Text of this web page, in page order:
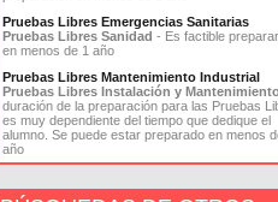
Pruebas Libres Emergencias Sanitarias
Pruebas Libres Sanidad - Es factible
en menos de 1 año
Pruebas Libres Mantenimiento Industrial
Pruebas Libres Instalación y
duración de la preparación para las Pruebas
es muy dependiente del tiempo que dedique el
alumno. Se puede estar preparado en menos
año